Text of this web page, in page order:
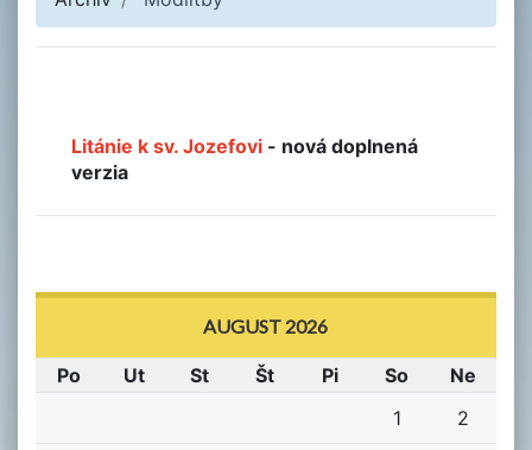
Litánie k sv. Jozefovi - nová doplnená
verzia
AUGUST 2026
Po Ut St Št Pi So
Ne
1
2